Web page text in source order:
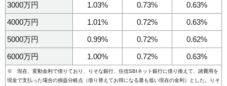
3000万円
1.03% 0.73%
0.63%
4000万円
1.01% 0.72%
0.63%
5000万円
0.99% 0.72%
0.62%
6000万円
1.00% 0.72% 0.63%
※ 現在、変動金利で借りており、りそな銀行、住信SBIネット銀行に借り換えて、諸費用を
現金で支払った場合の損益分岐点（借り替えてお得になる最も低い現在の金利）とした。りそ